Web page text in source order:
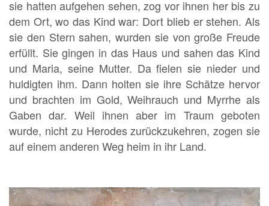
sie hatten aufgehen sehen, zog vor ihnen her bis zu
dem Ort, wo das Kind war: Dort blieb er stehen. Als
sie den Stern sahen, wurden sie von große Freude
erfüllt. Sie gingen in das Haus und sahen das Kind
und Maria, seine Mutter. Da fielen sie nieder und
huldigten ihm. Dann holten sie ihre Schätze hervor
und brachten im Gold, Weihrauch und Myrrhe als
Gaben dar. Weil ihnen aber im Traum geboten
wurde, nicht zu Herodes zurückzukehren, zogen sie
auf einem anderen Weg heim in ihr Land.